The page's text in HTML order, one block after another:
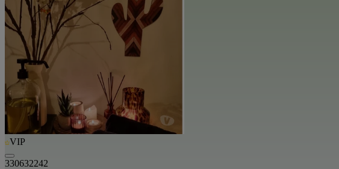
VIP
330632242